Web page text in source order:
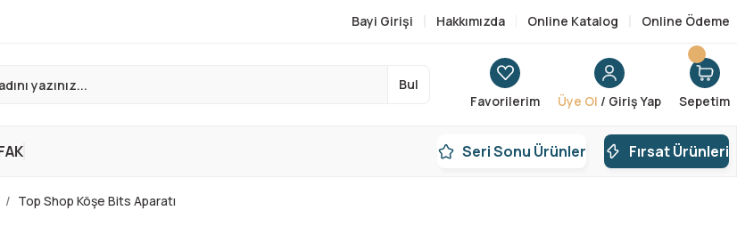
Bayi Girişi Hakkımızda Online Katalog Online Ödeme
Bul
Favorilerim
Üye Ol / Giriş Yap Sepetim
Seri Sonu Ürünler Fırsat Ürünleri
Top Shop Köşe Bits Aparatı